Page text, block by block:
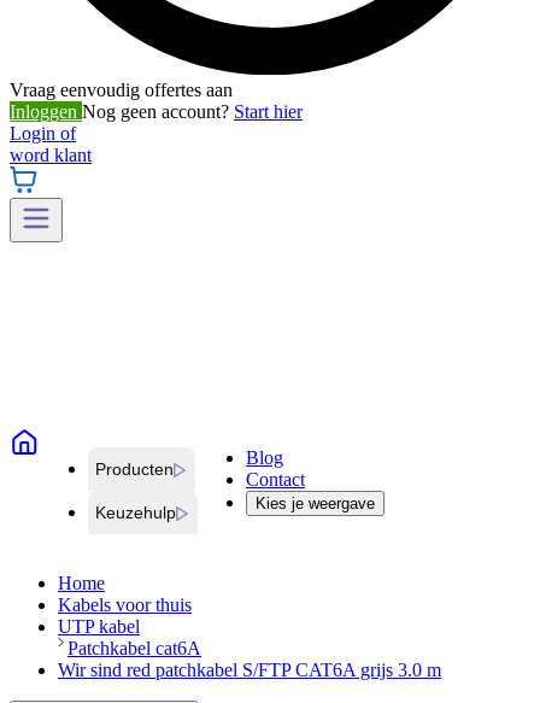
Vraag eenvoudig offertes aan
Inloggen Nog geen account? Start hier
Login of
word klant
Producten
Keuzehulp
Blog
Contact
Kies je weergave
Home
Kabels voor thuis
UTP kabel
Patchkabel cat6A
Wir sind red patchkabel S/FTP CAT6A grijs 3.0 m